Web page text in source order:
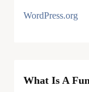
WordPress.org
What Is A